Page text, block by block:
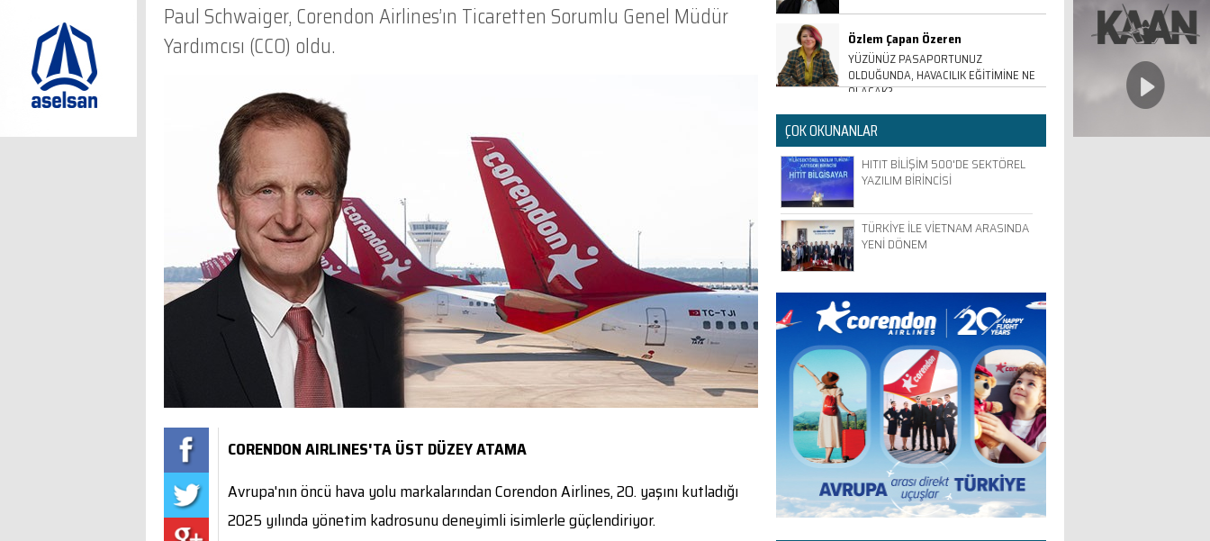
Paul Schwaiger, Corendon Airlines’ın Ticaretten Sorumlu Genel Müdür
Yardımcısı (CCO) oldu.
CORENDON AIRLINES'TA ÜST DÜZEY ATAMA
Avrupa'nın öncü hava yolu markalarından Corendon Airlines, 20. yaşını kutladığı
2025 yılında yönetim kadrosunu deneyimli isimlerle güçlendiriyor.
Özlem Çapan Özeren
YÜZÜNÜZ PASAPORTUNUZ
OLDUĞUNDA, HAVACILIK EĞİTİMİNE NE
OLACAK?
ÇOK OKUNANLAR
HITIT BİLİŞİM 500'DE SEKTÖREL
YAZILIM BİRİNCİSİ
TÜRKİYE İLE VİETNAM ARASINDA
YENİ DÖNEM